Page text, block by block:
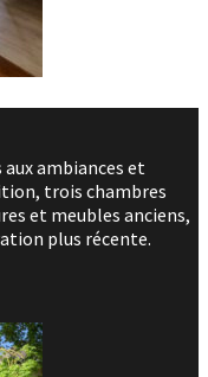
ambiances et
trois chambres
et meubles anciens,
plus récente.